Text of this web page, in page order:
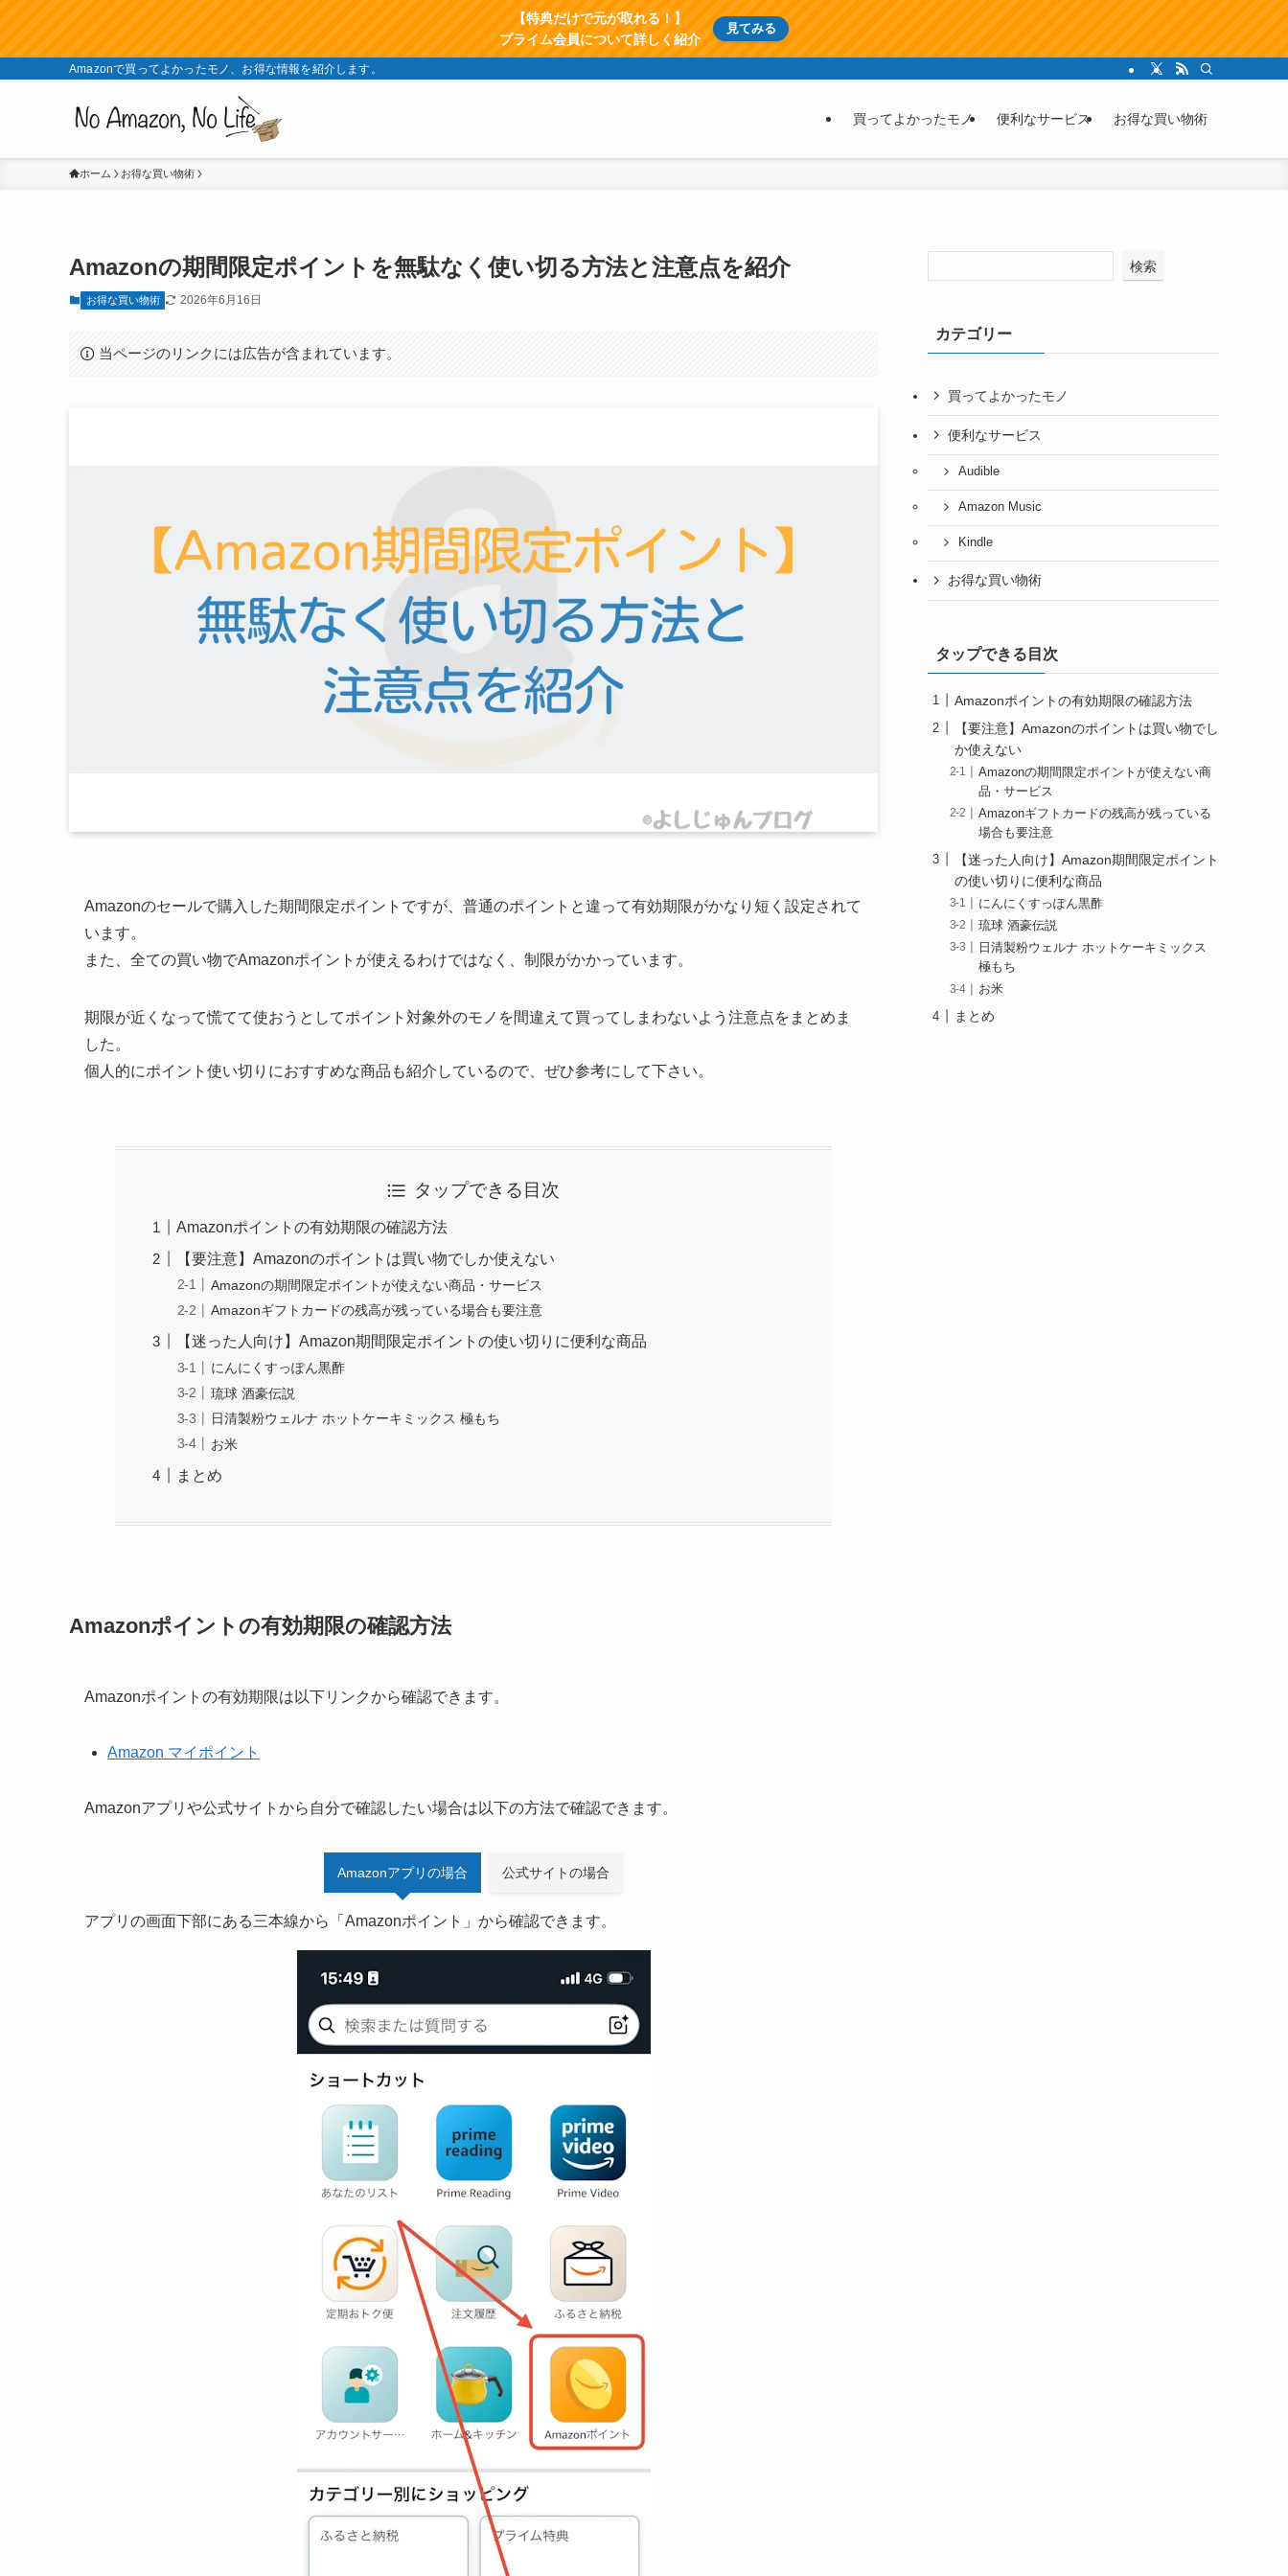
【特典だけで元が取れる！】
プライム会員について詳しく紹介
見てみる
Amazonで買ってよかったモノ、お得な情報を紹介します。
買ってよかったモノ 便利なサービス お得な買い物術
ホーム お得な買い物術
Amazonの期間限定ポイントを無駄なく使い切る方法と注意点を紹介
お得な買い物術 2026年6月16日
当ページのリンクには広告が含まれています。
Amazonのセールで購入した期間限定ポイントですが、普通のポイントと違って有効期限がかなり短く設定されて
います。
また、全ての買い物でAmazonポイントが使えるわけではなく、制限がかかっています。
期限が近くなって慌てて使おうとしてポイント対象外のモノを間違えて買ってしまわないよう注意点をまとめま
した。
個人的にポイント使い切りにおすすめな商品も紹介しているので、ぜひ参考にして下さい。
タップできる目次
Amazonポイントの有効期限の確認方法
【要注意】Amazonのポイントは買い物でしか使えない
Amazonの期間限定ポイントが使えない商品・サービス
Amazonギフトカードの残高が残っている場合も要注意
【迷った人向け】Amazon期間限定ポイントの使い切りに便利な商品
にんにくすっぽん黒酢
琉球 酒豪伝説
日清製粉ウェルナ ホットケーキミックス 極もち
お米
まとめ
Amazonポイントの有効期限の確認方法
Amazonポイントの有効期限は以下リンクから確認できます。
Amazon マイポイント
Amazonアプリや公式サイトから自分で確認したい場合は以下の方法で確認できます。
Amazonアプリの場合 公式サイトの場合
アプリの画面下部にある三本線から「Amazonポイント」から確認できます。
検索
カテゴリー
買ってよかったモノ
便利なサービス
Audible
Amazon Music
Kindle
お得な買い物術
タップできる目次
Amazonポイントの有効期限の確認方法
【要注意】Amazonのポイントは買い物でし
か使えない
Amazonの期間限定ポイントが使えない商
品・サービス
Amazonギフトカードの残高が残っている
場合も要注意
【迷った人向け】Amazon期間限定ポイント
の使い切りに便利な商品
にんにくすっぽん黒酢
琉球 酒豪伝説
日清製粉ウェルナ ホットケーキミックス
極もち
お米
まとめ